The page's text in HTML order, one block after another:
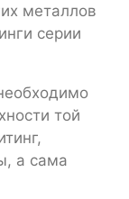
металлов
серии
той
а сама